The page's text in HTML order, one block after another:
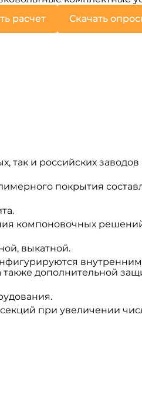
расчет
Скачать
так и российских заводов
покрытия
компоновочных
выкатной.
дополнительной
при увеличении